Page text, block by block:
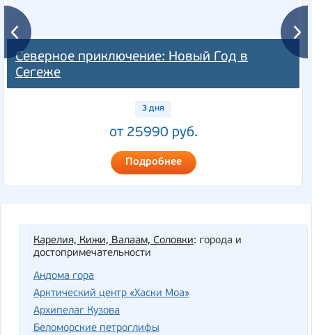
Северное приключение: Новый Год в
Сегеже
3 дня
от 25990 руб.
Подробнее
Карелия, Кижи, Валаам, Соловки: города и
достопримечательности
Андома гора
Арктический центр «Хаски Моа»
Архипелаг Кузова
Беломорские петроглифы